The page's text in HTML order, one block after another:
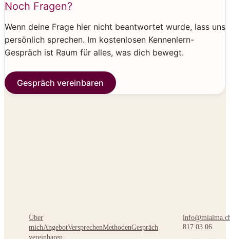
Noch Fragen?
Wenn deine Frage hier nicht beantwortet wurde, lass uns
persönlich sprechen. Im kostenlosen Kennenlern-
Gespräch ist Raum für alles, was dich bewegt.
Gespräch vereinbaren
Über
michAngebotVersprechenMethodenGespräch
vereinbaren
817 03 06